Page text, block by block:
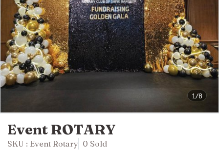
1/8
Event ROTARY
SKU : Event Rotary 0 Sold